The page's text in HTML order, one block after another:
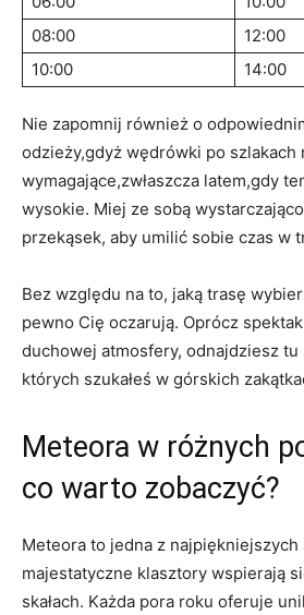
08:00
12:00
10:00
14:00
Nie zapomnij również o
odzieży,gdyż wędrówki po szlakach
wymagające,zwłaszcza latem,gdy
wysokie. Miej ze sobą
przekąsek, aby umilić sobie czas w
Bez względu na to, jaką trasę
pewno Cię oczarują. Oprócz
duchowej atmosfery, odnajdziesz
których szukałeś w górskich
Meteora w różnych
co warto zobaczyć?
Meteora to jedna z
majestatyczne klasztory wspierają
skałach. Każda pora roku oferuje